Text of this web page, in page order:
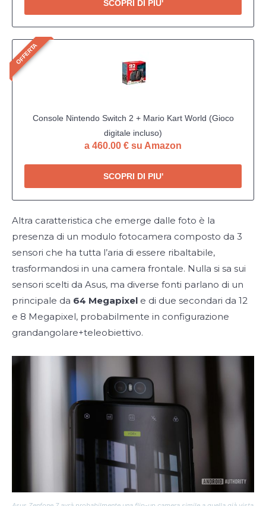
SCOPRI DI PIU'
OFFERTA
Console Nintendo Switch 2 + Mario Kart World (Gioco
digitale incluso)
a 460.00 € su Amazon
SCOPRI DI PIU'
Altra caratteristica che emerge dalle foto è la
presenza di un modulo fotocamera composto da 3
sensori che ha tutta l’aria di essere ribaltabile,
trasformandosi in una camera frontale. Nulla si sa sui
sensori scelti da Asus, ma diverse fonti parlano di un
principale da 64 Megapixel e di due secondari da 12
e 8 Megapixel, probabilmente in configurazione
grandangolare+teleobiettivo.